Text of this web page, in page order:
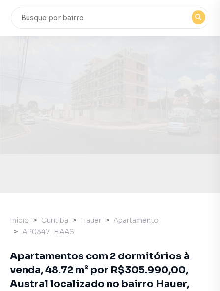
Início Curitiba Hauer
Apartamento
AP0347_HAAS
Apartamentos com 2 dormitórios à
venda, 48.72 m² por R$305.990,00,
Austral localizado no bairro Hauer,